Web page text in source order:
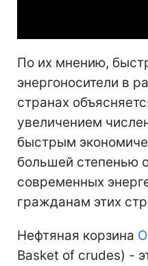
По их мнению,
энергоносители в
странах
увеличением
быстрым
большей степенью
современных
гражданам этих
Нефтяная корзина
Basket of crudes) -